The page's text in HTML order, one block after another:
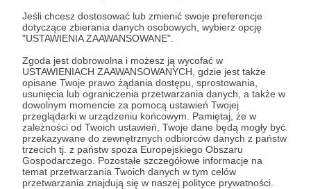
Jeśli chcesz dostosować lub zmienić swoje preferencje
dotyczące zbierania danych osobowych, wybierz opcję
"USTAWIENIA ZAAWANSOWANE".
Zgoda jest dobrowolna i możesz ją wycofać w
USTAWIENIACH ZAAWANSOWANYCH, gdzie jest także
opisane Twoje prawo żądania dostępu, sprostowania,
usunięcia lub ograniczenia przetwarzania danych, a także w
dowolnym momencie za pomocą ustawień Twojej
przeglądarki w urządzeniu końcowym. Pamiętaj, że w
zależności od Twoich ustawień, Twoje dane będą mogły być
przekazywane do zewnętrznych odbiorców danych z państw
trzecich tj. z państw spoza Europejskiego Obszaru
Gospodarczego. Pozostałe szczegółowe informacje na
temat przetwarzania Twoich danych w tym celów
przetwarzania znajdują się w naszej polityce prywatności.
50 zł
Aktywista/Aktywistka
Dzięki Tobie reagujemy szybciej — dziękujemy!
Twoje wsparcie pomaga opłacić niezależną
ekspertyzę chroniącą zagrożone drzewo.